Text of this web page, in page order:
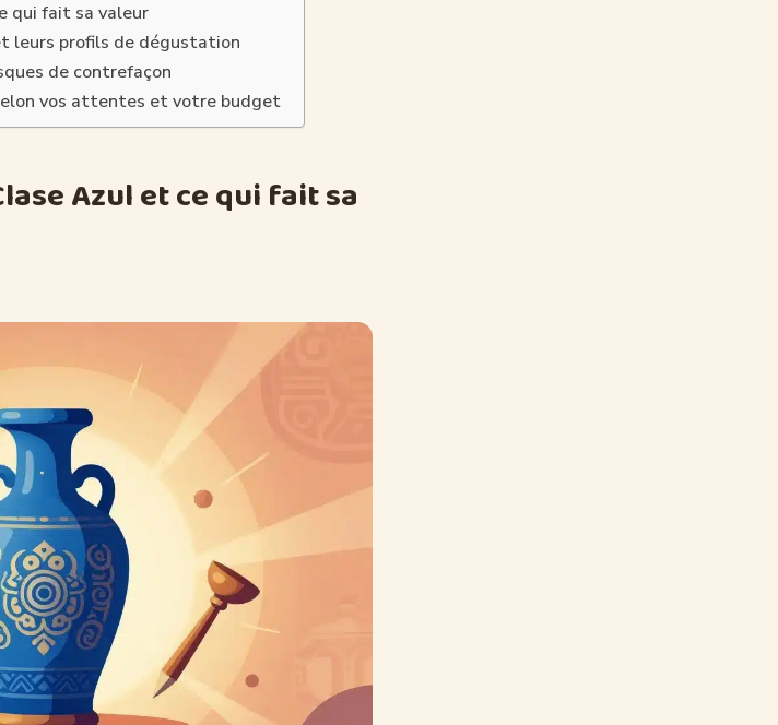
qui fait sa valeur
leurs profils de dégustation
de contrefaçon
vos attentes et votre budget
Azul et ce qui fait sa